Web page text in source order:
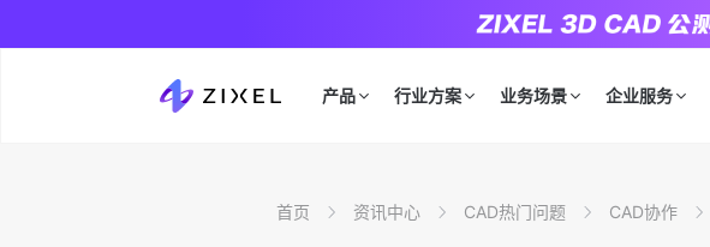
产品 行业方案 业务场景 企业服务
首页 资讯中心 CAD热门问题 CAD协作